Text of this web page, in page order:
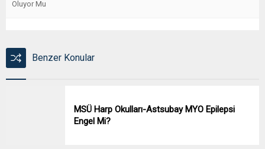
Oluyor Mu
Benzer Konular
MSÜ Harp Okulları-Astsubay MYO Epilepsi
Engel Mi?